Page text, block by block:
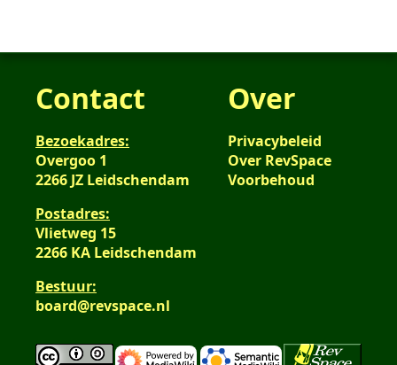
Contact
Bezoekadres:
Overgoo 1
2266 JZ Leidschendam
Postadres:
Vlietweg 15
2266 KA Leidschendam
Bestuur:
board@revspace.nl
Over
Privacybeleid
Over RevSpace
Voorbehoud